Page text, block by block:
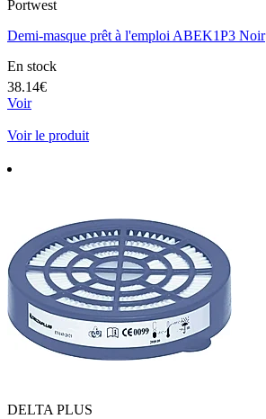
Portwest
Demi-masque prêt à l'emploi ABEK1P3 Noir
En stock
38.14€
Voir
Voir le produit
DELTA PLUS